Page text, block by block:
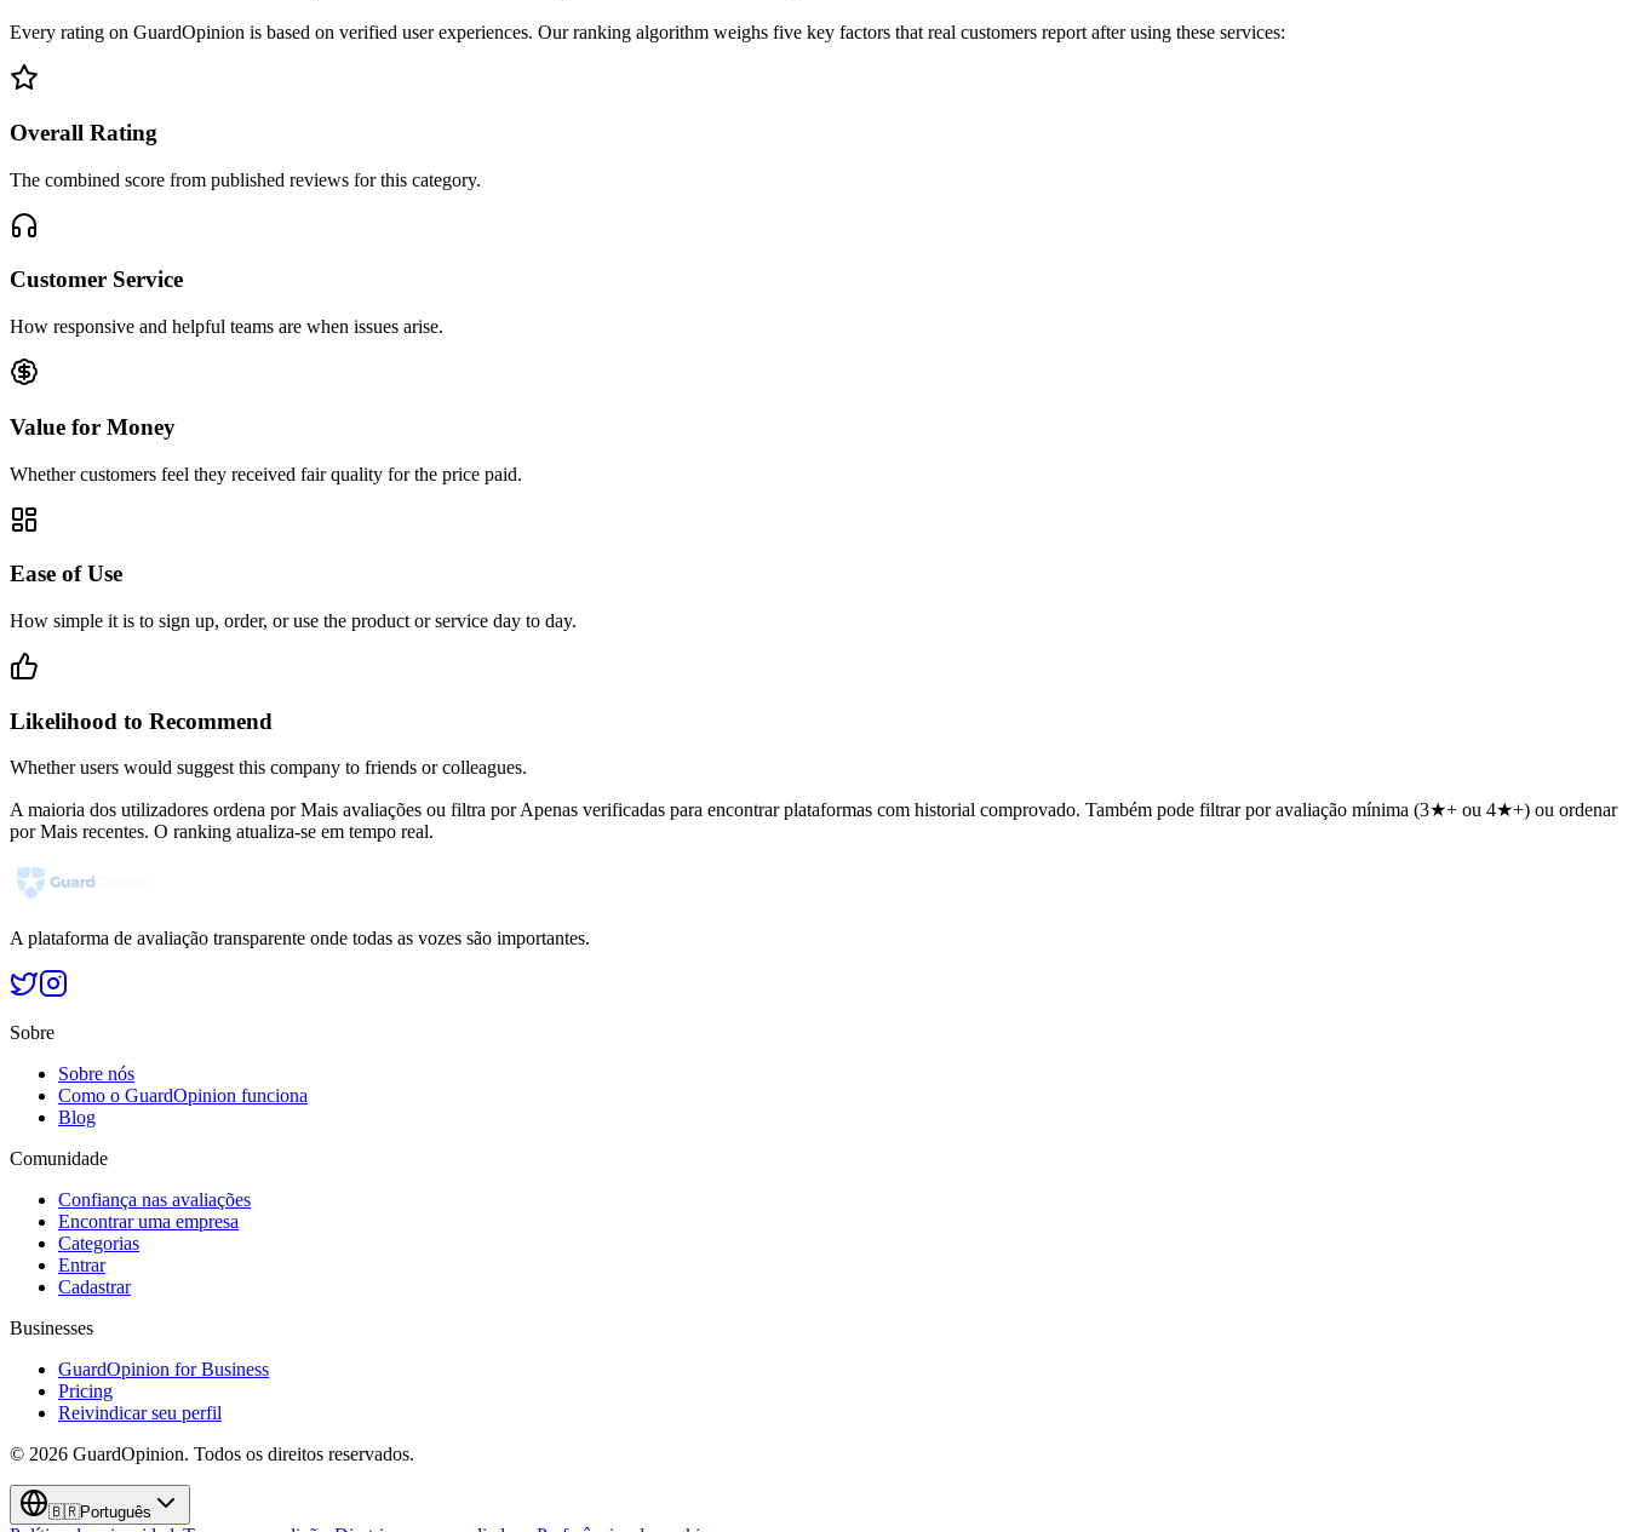
Every rating on GuardOpinion is based on verified user experiences. Our ranking algorithm weighs five key factors that real customers report after using these services:
Overall Rating
The combined score from published reviews for this category.
Customer Service
How responsive and helpful teams are when issues arise.
Value for Money
Whether customers feel they received fair quality for the price paid.
Ease of Use
How simple it is to sign up, order, or use the product or service day to day.
Likelihood to Recommend
Whether users would suggest this company to friends or colleagues.
A maioria dos utilizadores ordena por Mais avaliações ou filtra por Apenas verificadas para encontrar plataformas com historial comprovado. Também pode filtrar por avaliação mínima (3★+ ou 4★+) ou ordenar
por Mais recentes. O ranking atualiza-se em tempo real.
A plataforma de avaliação transparente onde todas as vozes são importantes.
Sobre
Sobre nós
Como o GuardOpinion funciona
Blog
Comunidade
Confiança nas avaliações
Encontrar uma empresa
Categorias
Entrar
Cadastrar
Businesses
GuardOpinion for Business
Pricing
Reivindicar seu perfil
© 2026 GuardOpinion. Todos os direitos reservados.
🇧🇷Português